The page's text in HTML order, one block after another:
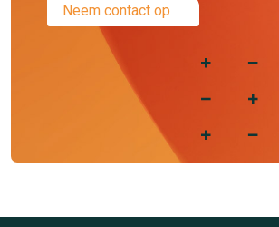
Neem contact op